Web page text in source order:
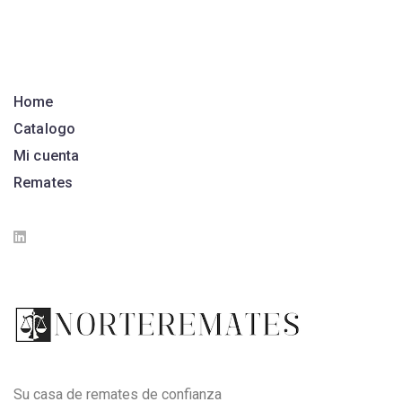
Home
Catalogo
Mi cuenta
Remates
Su casa de remates de confianza